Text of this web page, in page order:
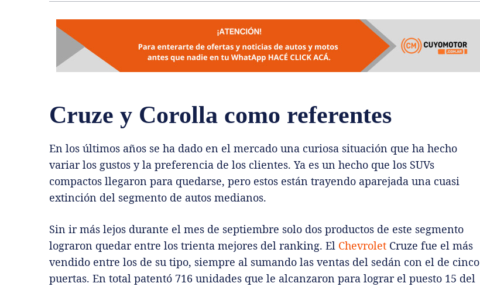
Cruze y Corolla como referentes
En los últimos años se ha dado en el mercado una curiosa situación que ha hecho
variar los gustos y la preferencia de los clientes. Ya es un hecho que los SUVs
compactos llegaron para quedarse, pero estos están trayendo aparejada una cuasi
extinción del segmento de autos medianos.
Sin ir más lejos durante el mes de septiembre solo dos productos de este segmento
lograron quedar entre los trienta mejores del ranking. El Chevrolet Cruze fue el más
vendido entre los de su tipo, siempre al sumando las ventas del sedán con el de cinco
puertas. En total patentó 716 unidades que le alcanzaron para lograr el puesto 15 del